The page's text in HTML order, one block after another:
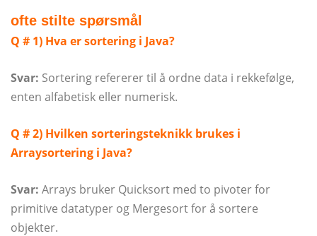
ofte stilte spørsmål
Q # 1) Hva er sortering i Java?
Svar: Sortering refererer til å ordne data i rekkefølge,
enten alfabetisk eller numerisk.
Q # 2) Hvilken sorteringsteknikk brukes i
Arraysortering i Java?
Svar: Arrays bruker Quicksort med to pivoter for
primitive datatyper og Mergesort for å sortere
objekter.